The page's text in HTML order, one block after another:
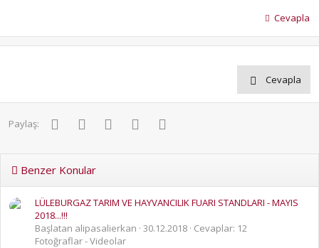
Cevapla
Cevapla
Paylaş: FacebookTwitter PinterestWhatsApp
Benzer Konular
LÜLEBURGAZ TARIM VE HAYVANCILIK FUARI STANDLARI - MAYIS
2018...!!!
Başlatan alipasalierkan 30.12.2018 Cevaplar: 12
Fotoğraflar - Videolar